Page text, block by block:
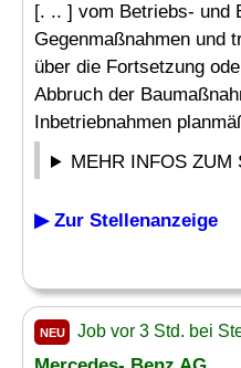
[. .. ] vom Betriebs- und
Gegenmaßnahmen und
über die Fortsetzung
Abbruch der
Inbetriebnahmen
MEHR INFOS ZUM
▶ Zur Stellenanzeige
NEU Job vor 3 Std. bei